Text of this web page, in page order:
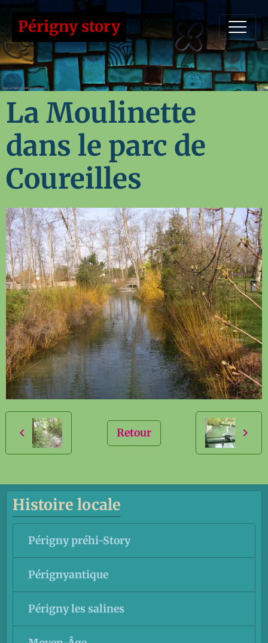
Périgny story
La Moulinette
dans le parc de
Coureilles
Retour
Histoire locale
Périgny préhi-Story
Pérignyantique
Périgny les salines